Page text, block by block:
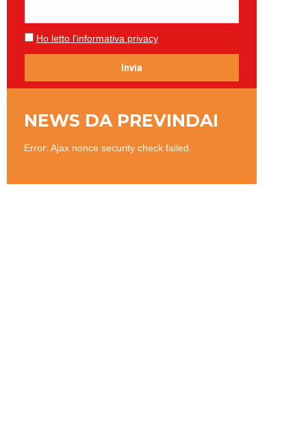
Ho letto l'informativa privacy
NEWS DA PREVINDAI
Error: Ajax nonce security check failed.